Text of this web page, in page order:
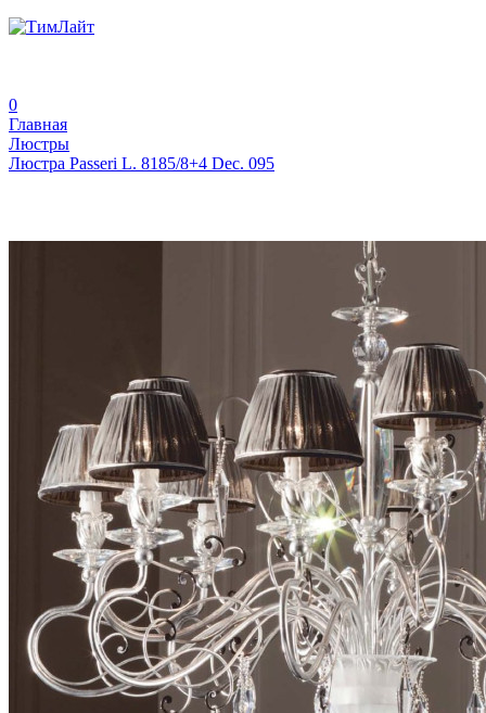
0
Главная
Люстры
Люстра Passeri L. 8185/8+4 Dec. 095